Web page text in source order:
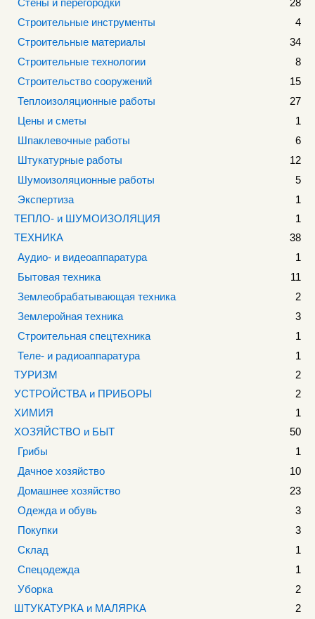
Стены и перегородки
28
Строительные инструменты
4
Строительные материалы
34
Строительные технологии
8
Строительство сооружений
15
Теплоизоляционные работы
27
Цены и сметы
1
Шпаклевочные работы
6
Штукатурные работы
12
Шумоизоляционные работы
5
Экспертиза
1
ТЕПЛО- и ШУМОИЗОЛЯЦИЯ
1
ТЕХНИКА
38
Аудио- и видеоаппаратура
1
Бытовая техника
11
Землеобрабатывающая техника
2
Землеройная техника
3
Строительная спецтехника
1
Теле- и радиоаппаратура
1
ТУРИЗМ
2
УСТРОЙСТВА и ПРИБОРЫ
2
ХИМИЯ
1
ХОЗЯЙСТВО и БЫТ
50
Грибы
1
Дачное хозяйство
10
Домашнее хозяйство
23
Одежда и обувь
3
Покупки
3
Склад
1
Спецодежда
1
Уборка
2
ШТУКАТУРКА и МАЛЯРКА
2